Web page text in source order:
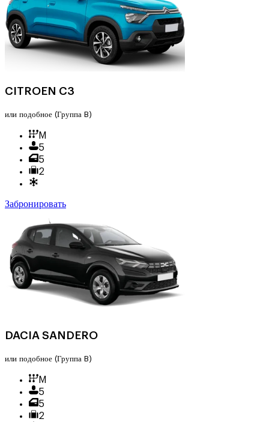
CITROEN C3
или подобное (Группа B)
M
5
5
2
Забронировать
DACIA SANDERO
или подобное (Группа B)
M
5
5
2